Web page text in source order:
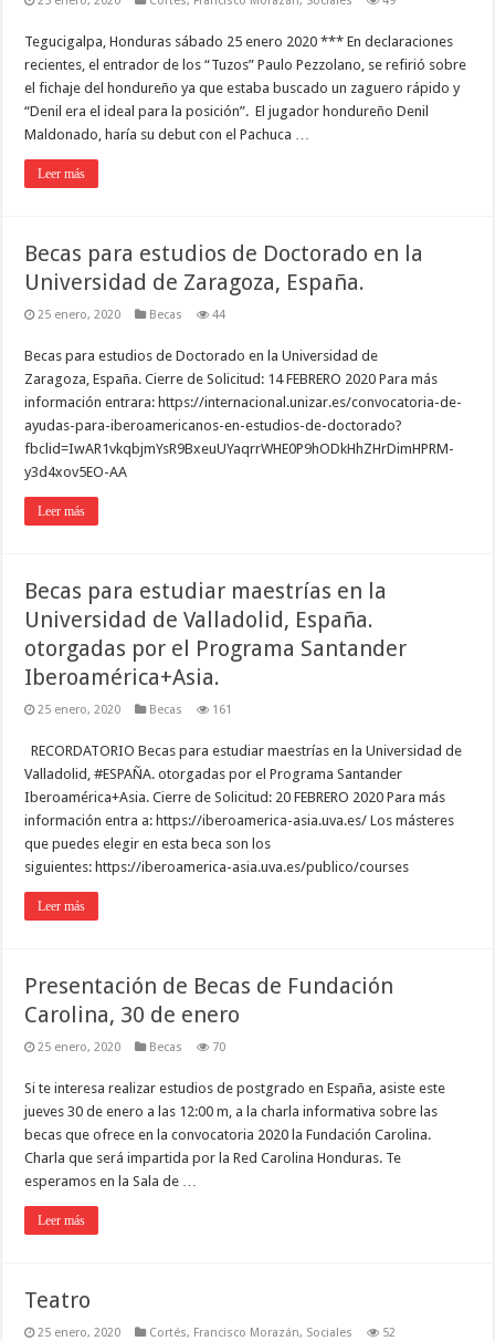
Tegucigalpa, Honduras sábado 25 enero 2020 *** En declaraciones
recientes, el entrador de los “Tuzos” Paulo Pezzolano, se refirió sobre
el fichaje del hondureño ya que estaba buscado un zaguero rápido y
“Denil era el ideal para la posición”. El jugador hondureño Denil
Maldonado, haría su debut con el Pachuca …
Leer más
Becas para estudios de Doctorado en la
Universidad de Zaragoza, España.
25 enero, 2020 Becas 44
Becas para estudios de Doctorado en la Universidad de
Zaragoza, España. Cierre de Solicitud: 14 FEBRERO 2020 Para más
información entrara: https://internacional.unizar.es/convocatoria-de-
ayudas-para-iberoamericanos-en-estudios-de-doctorado?
fbclid=IwAR1vkqbjmYsR9BxeuUYaqrrWHE0P9hODkHhZHrDimHPRM-
y3d4xov5EO-AA
Leer más
Becas para estudiar maestrías en la
Universidad de Valladolid, España.
otorgadas por el Programa Santander
Iberoamérica+Asia.
25 enero, 2020 Becas 161
RECORDATORIO Becas para estudiar maestrías en la Universidad de
Valladolid, #ESPAÑA. otorgadas por el Programa Santander
Iberoamérica+Asia. Cierre de Solicitud: 20 FEBRERO 2020 Para más
información entra a: https://iberoamerica-asia.uva.es/ Los másteres
que puedes elegir en esta beca son los
siguientes: https://iberoamerica-asia.uva.es/publico/courses
Leer más
Presentación de Becas de Fundación
Carolina, 30 de enero
25 enero, 2020 Becas 70
Si te interesa realizar estudios de postgrado en España, asiste este
jueves 30 de enero a las 12:00 m, a la charla informativa sobre las
becas que ofrece en la convocatoria 2020 la Fundación Carolina.
Charla que será impartida por la Red Carolina Honduras. Te
esperamos en la Sala de …
Leer más
Teatro
25 enero, 2020 Cortés, Francisco Morazán, Sociales 52